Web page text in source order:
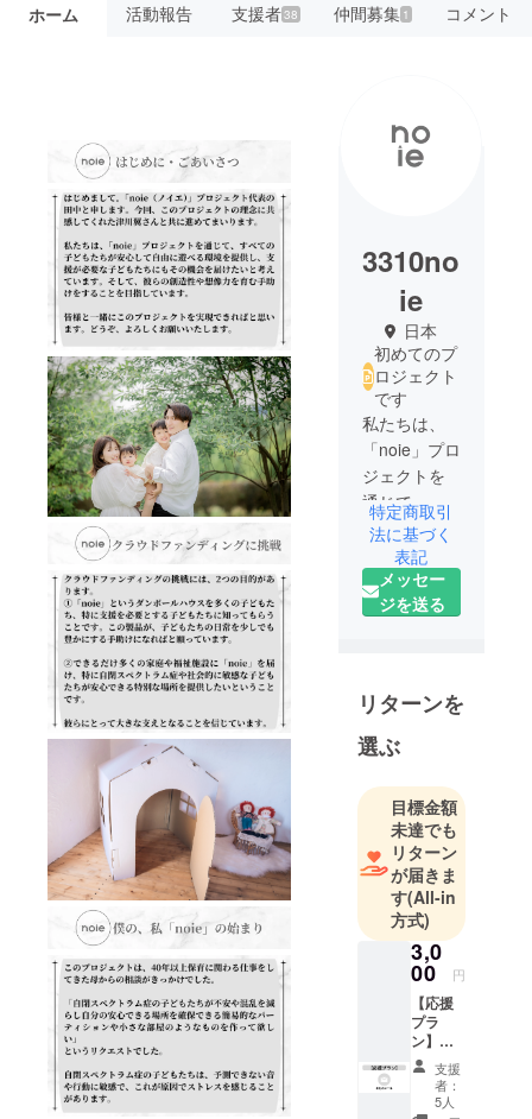
ホーム 活動報告 支援者38 仲間募集 1 コメント
3310no
ie
日本
初めてのプ
ロジェクト
です
私たちは、
「noie」プロ
ジェクトを
通じて、す
べての子ど
もたちが安
心して自由
に遊べる環
もたちにも
その機会を
届けたいと
考えていま
す。そし
て、彼らの
創造性や想
像力を育む
手助けをす
ることを目
指していま
皆様と一緒
にこのプロ
ジェクトを
特定商取引
法に基づく
表記
メッセー
ジを送る
リターンを
選ぶ
目標金額
未達でも
リターン
が届きま
す(All-in
方式)
3,0
00 円
【応援
プラ
ン】お
礼の
メール
◯感謝
支援
者：
5人